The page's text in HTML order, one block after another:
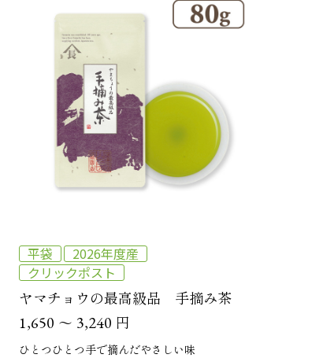
平袋
2026年度産
クリックポスト
ヤマチョウの最高級品 手摘み茶
1,650 ～ 3,240 円
ひとつひとつ手で摘んだやさしい味